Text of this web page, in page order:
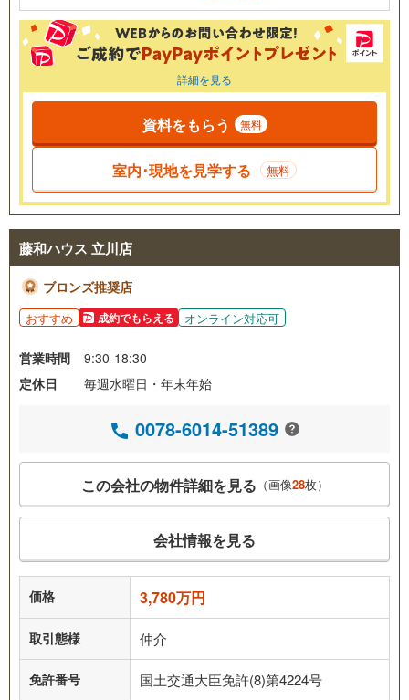
詳細を見る
資料をもらう 無料
室内･現地を見学する 無料
藤和ハウス 立川店
ブロンズ推奨店
おすすめ 成約でもらえる オンライン対応可
営業時間
9:30-18:30
定休日
毎週水曜日・年末年始
0078-6014-51389
この会社の物件詳細を見る （画像28枚）
会社情報を見る
価格 3,780万円
取引態様 仲介
免許番号 国土交通大臣免許(8)第4224号